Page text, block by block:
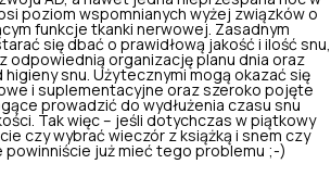
poziom wspomnianych wyżej związków o
funkcje tkanki nerwowej. Zasadnym
się dbać o prawidłową jakość i ilość snu,
odpowiednią organizację planu dnia oraz
snu. Użytecznymi mogą okazać się
i suplementacyjne oraz szeroko pojęte
prowadzić do wydłużenia czasu snu
Tak więc – jeśli dotychczas w piątkowy
czy wybrać wieczór z książką i snem czy
powinniście już mieć tego problemu ;-)